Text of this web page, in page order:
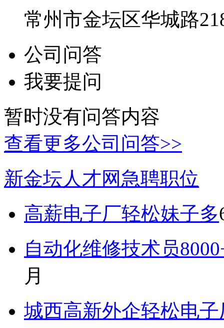
常州市金坛区华城路
公司问答
我要提问
暂时没有问答内容
查看更多公司问答>>
新金坛人才网急聘职位
高薪电子厂轻松妹子多
自动化维修技术员
月
城西高新外企轻松电子